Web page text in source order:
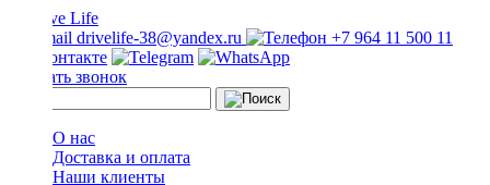
drivelife-38@yandex.ru +7 964 11 500 11
Заказать звонок
О нас
Доставка и оплата
Наши клиенты